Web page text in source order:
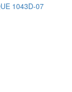
1043D-07